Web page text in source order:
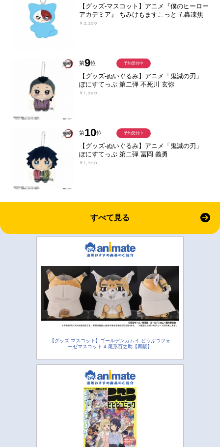
【グッズ-マスコット】アニメ『僕のヒーロー
アカデミア』 ちみけもますこっと 7.轟凍焦
￥2,200
第9位
【グッズ-ぬいぐるみ】アニメ「鬼滅の刃」
ぽにすてっぷ 第二弾 不死川 玄弥
￥1,980
予約受付中
第10位
【グッズ-ぬいぐるみ】アニメ「鬼滅の刃」
ぽにすてっぷ 第二弾 冨岡 義勇
￥1,980
予約受付中
すべて見る
【グッズ-マスコット】ゴールデンカムイ どうぶつフォ
ーゼマスコット 4.尾形百之助【再販】